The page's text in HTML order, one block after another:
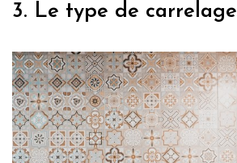
3. Le type de carrelage